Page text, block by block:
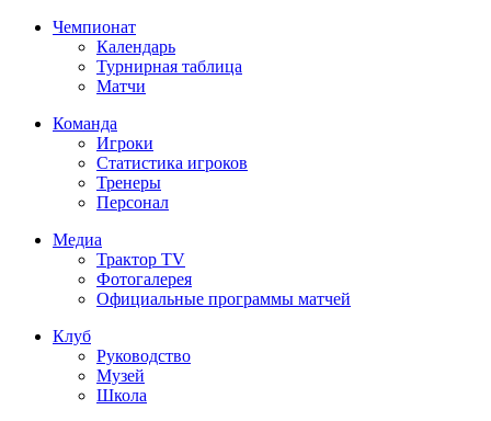
Чемпионат
Календарь
Турнирная таблица
Матчи
Команда
Игроки
Статистика игроков
Тренеры
Персонал
Медиа
Трактор TV
Фотогалерея
Официальные программы матчей
Клуб
Руководство
Музей
Школа